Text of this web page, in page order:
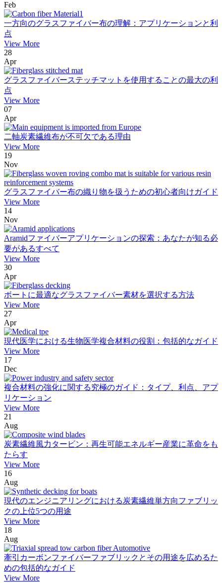
Feb
一方向のグラスファイバー布の理解：アプリケーションと利
点
View More
28
Apr
グラスファイバーステッチマットを使用することの最大の利
点
View More
07
Apr
二軸炭素繊維布が不可欠である理由
View More
19
Nov
グラスファイバー布の織り物を扱うための初心者向けガイド
View More
14
Nov
Aramidファイバーアプリケーションの探索：あなたが知る必
要があるすべて
View More
30
Apr
ボートに最適なグラスファイバー素材を選択する方法
View More
27
Apr
現代医学における生物医学複合材料の役割：包括的なガイド
View More
17
Dec
複合材料の強化に関する究極のガイド：タイプ、利点、アプ
リケーション
View More
21
Aug
炭素繊維風力タービン：再生可能エネルギー産業に革命をも
たらす
View More
16
Aug
現代のエンジニアリングにおける炭素繊維単方向ファブリッ
クの上位5つの用途
View More
18
Aug
牽引カーボンファイバーファブリックとその用途を広めるた
めの包括的なガイド
View More